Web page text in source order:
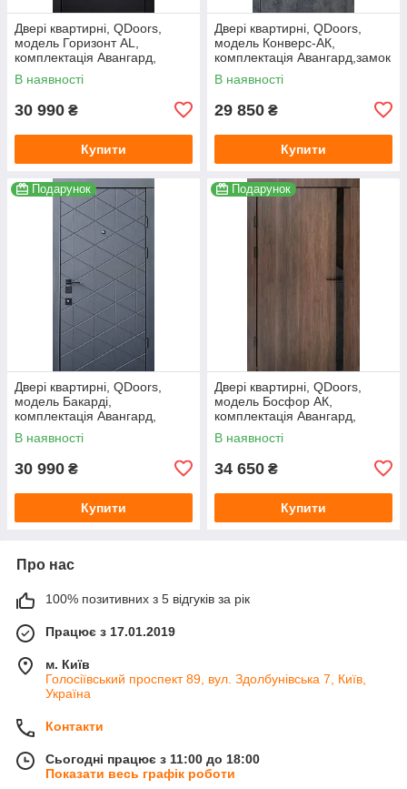
Двері квартирні, QDoors,
модель Горизонт AL,
комплектація Авангард,
замок MOTTURA
В наявності
30 990 ₴
Купити
Двері квартирні, QDoors,
модель Конверс-АК,
комплектація Авангард,замок
MOTTURA
В наявності
29 850 ₴
Купити
Подарунок
Двері квартирні, QDoors,
модель Бакарді,
комплектація Авангард,
замок MOTTURA
В наявності
30 990 ₴
Купити
Подарунок
Двері квартирні, QDoors,
модель Босфор АК,
комплектація Авангард,
замок MOTTURA дуб табак
біла емаль/дзеркало
В наявності
34 650 ₴
Купити
Про нас
100% позитивних з 5 відгуків за рік
Працює з 17.01.2019
м. Київ
Голосіївський проспект 89, вул. Здолбунівська 7, Київ,
Україна
Контакти
Сьогодні працює з 11:00 до 18:00
Показати весь графік роботи